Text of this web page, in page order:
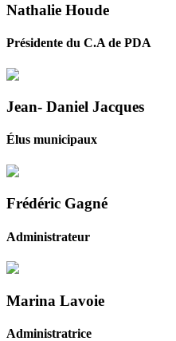
Nathalie Houde
Présidente du C.A de PDA
Jean- Daniel Jacques
Élus municipaux
Frédéric Gagné
Administrateur
Marina Lavoie
Administratrice